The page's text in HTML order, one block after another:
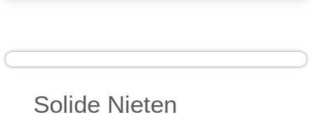
Solide Nieten